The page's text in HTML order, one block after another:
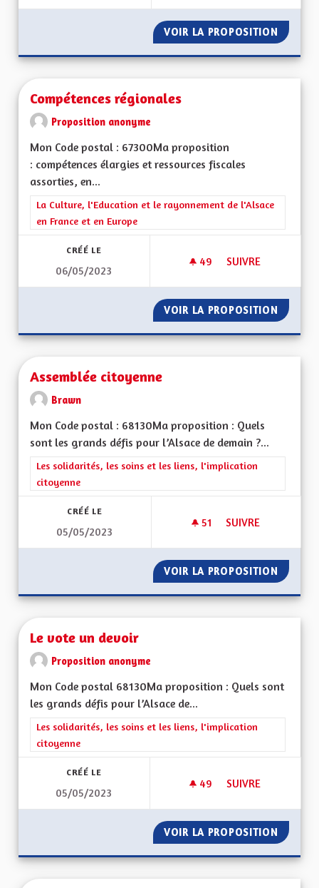
VOIR LA PROPOSITION
Compétences régionales
Proposition anonyme
Mon Code postal : 67300Ma proposition
: compétences élargies et ressources fiscales
assorties, en...
Filtrer les résultats de la catégorie : La Culture, l'Education et
La Culture, l'Education et le rayonnement de l'Alsace
en France et en Europe
CRÉÉ LE
06/05/2023
49 49 ABONNÉS
SUIVRE
VOIR LA PROPOSITION
Assemblée citoyenne
Brawn
Mon Code postal : 68130Ma proposition : Quels
sont les grands défis pour l’Alsace de demain ?...
Filtrer les résultats de la catégorie : Les solidarités, les soins
Les solidarités, les soins et les liens, l'implication
citoyenne
CRÉÉ LE
05/05/2023
51 51 ABONNÉS
SUIVRE
VOIR LA PROPOSITION
Le vote un devoir
Proposition anonyme
Mon Code postal 68130Ma proposition : Quels sont
les grands défis pour l’Alsace de...
Filtrer les résultats de la catégorie : Les solidarités, les soins
Les solidarités, les soins et les liens, l'implication
citoyenne
CRÉÉ LE
05/05/2023
49 49 ABONNÉS
SUIVRE
VOIR LA PROPOSITION LE